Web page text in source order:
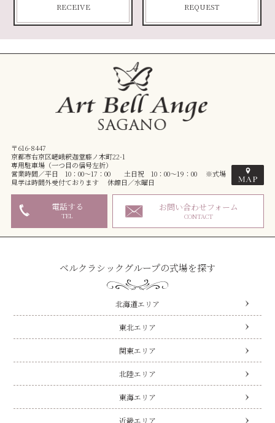
RECEIVE REQUEST
〒616-8447
京都市右京区嵯峨釈迦堂藤ノ木町22-1
専用駐車場（一つ目の信号左折）
営業時間／平日 10：00～17：00 土日祝 10：00～19：00 ※式場
見学は時間外受付ております 休館日／水曜日
電話する
TEL
お問い合わせフォーム
CONTACT
ベルクラシックグループの式場を探す
北海道エリア
東北エリア
関東エリア
北陸エリア
東海エリア
近畿エリア